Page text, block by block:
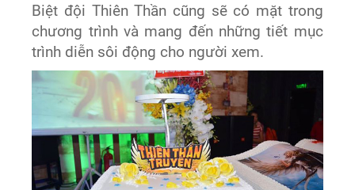
Biệt đội Thiên Thần cũng sẽ có mặt trong
chương trình và mang đến những tiết mục
trình diễn sôi động cho người xem.